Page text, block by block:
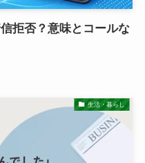
拒否？意味とコールな
生活・暮らし